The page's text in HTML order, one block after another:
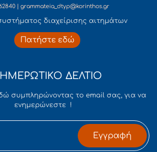
| grammateia_dtyp@korinthos.gr
διαχείρισης αιτημάτων
Πατήστε εδώ
ΔΕΛΤΙΟ
συμπληρώνοντας το email σας, για να
ενημερώνεστε !
Εγγραφή